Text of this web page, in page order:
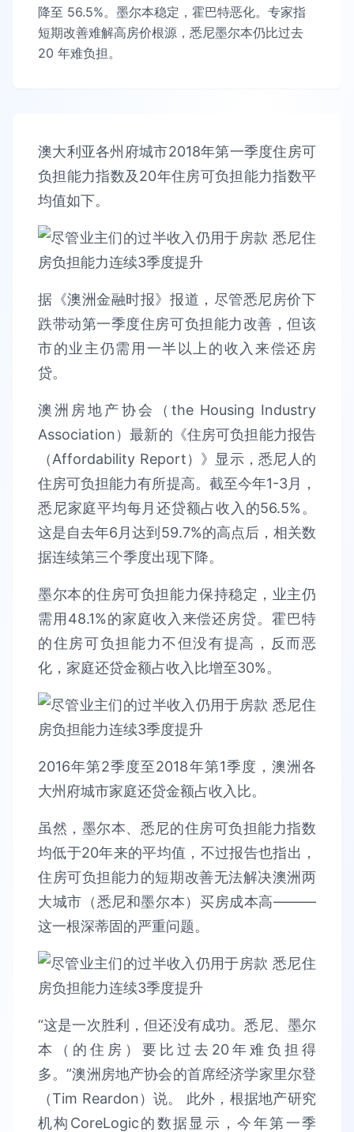
降至 56.5%。墨尔本稳定，霍巴特恶化。专家指
短期改善难解高房价根源，悉尼墨尔本仍比过去
20 年难负担。
澳大利亚各州府城市2018年第一季度住房可
负担能力指数及20年住房可负担能力指数平
均值如下。
据《澳洲金融时报》报道，尽管悉尼房价下
跌带动第一季度住房可负担能力改善，但该
市的业主仍需用一半以上的收入来偿还房
贷。
澳洲房地产协会（the Housing Industry
Association）最新的《住房可负担能力报告
（Affordability Report）》显示，悉尼人的
住房可负担能力有所提高。截至今年1-3月，
悉尼家庭平均每月还贷额占收入的56.5%。
这是自去年6月达到59.7%的高点后，相关数
据连续第三个季度出现下降。
墨尔本的住房可负担能力保持稳定，业主仍
需用48.1%的家庭收入来偿还房贷。霍巴特
的住房可负担能力不但没有提高，反而恶
化，家庭还贷金额占收入比增至30%。
2016年第2季度至2018年第1季度，澳洲各
大州府城市家庭还贷金额占收入比。
虽然，墨尔本、悉尼的住房可负担能力指数
均低于20年来的平均值，不过报告也指出，
住房可负担能力的短期改善无法解决澳洲两
大城市（悉尼和墨尔本）买房成本高———
这一根深蒂固的严重问题。
“这是一次胜利，但还没有成功。悉尼、墨尔
本（的住房）要比过去20年难负担得
多。”澳洲房地产协会的首席经济学家里尔登
（Tim Reardon）说。 此外，根据地产研究
机构CoreLogic的数据显示，今年第一季